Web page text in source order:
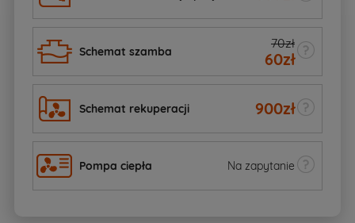
Schemat szamba
70zł
60zł
Schemat rekuperacji 900zł
Pompa ciepła Na zapytanie